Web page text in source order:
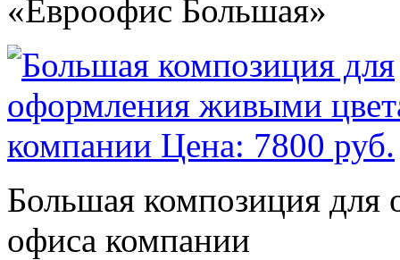
«Евроофис Большая»
Большая композиция
офиса компании